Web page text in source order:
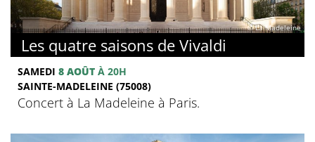
© La Madeleine
Les quatre saisons de Vivaldi
SAMEDI 8 AOÛT À 20H
SAINTE-MADELEINE (75008)
Concert à La Madeleine à Paris.